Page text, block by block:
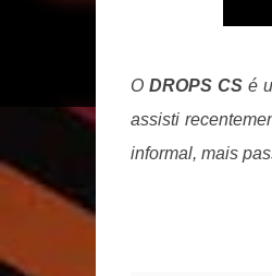
O DROPS CSé
assisti
informal, mais